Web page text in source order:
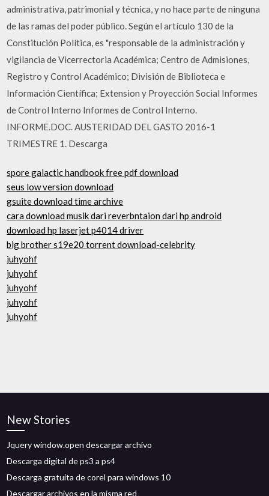
administrativa, patrimonial y técnica, y no hace parte de ninguna
de las ramas del poder público. Según el artículo 130 de la
Constitución Política, es "responsable de la administración y
vigilancia de Vicerrectoria Académica; Centro de Admisiones,
Registro y Control Académico; División de Biblioteca e
Información Científica; Extension y Proyección Social Informes
de Control Interno Informes de Control Interno.
INFORME.DOC. AUSTERIDAD DEL GASTO 2016-1
TRIMESTRE 1. Descarga
spore galactic handbook free pdf download
seus low version download
gsuite download time archive
cara download musik dari reverbntaion dari hp android
download hp laserjet p4014 driver
big brother s19e20 torrent download-celebrity
juhyohf
juhyohf
juhyohf
juhyohf
juhyohf
New Stories
Jquery window.open descargar archivo
Descarga digital de ps3 a ps4
Descarga gratuita de corel para windows 10
Descargar archivos en la misma red